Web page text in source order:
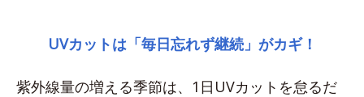
UVカットは「毎日忘れず継続」がカギ！
紫外線量の増える季節は、1日UVカットを怠るだ